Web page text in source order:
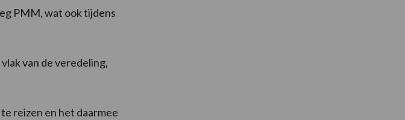
PMM, wat ook tijdens
van de veredeling,
reizen en het daarmee